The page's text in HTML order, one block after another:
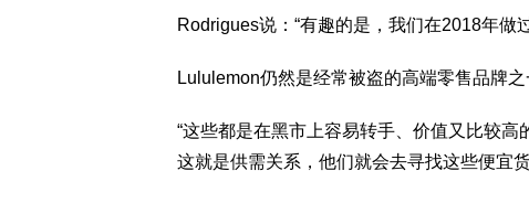
Rodrigues说：“有趣的是，我们在2018年做
Lululemon仍然是经常被盗的高端零售品牌之
“这些都是在黑市上容易转手、价值又比较
这就是供需关系，他们就会去寻找这些便宜